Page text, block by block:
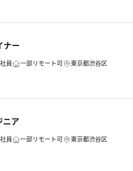
ナー
員 一部リモート可 東京都渋谷区
ニア
員 一部リモート可 東京都渋谷区